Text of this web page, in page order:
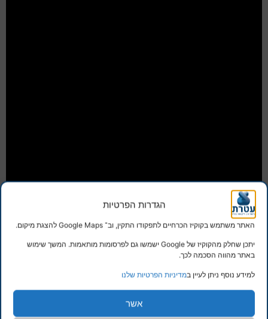
הגדרות הפרטיות
האתר משתמש בקוקיז הכרחיים לתפקודו התקין, וב־ Google Maps להצגת מיקום.
יתכן שחלק מהקוקיז של Google ישמשו גם לפרסומות מותאמות. המשך שימוש
באתר מהווה הסכמה לכך.
למידע נוסף ניתן לעיין במדיניות הפרטיות שלנו
אשר